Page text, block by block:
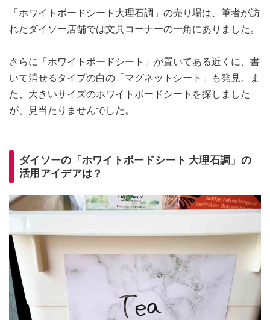
「ホワイトボードシート大理石調」の売り場は、筆者が訪
れたダイソー店舗では文具コーナーの一角にありました。
さらに「ホワイトボードシート」が置いてある近くに、書
いて消せるタイプの白の「マグネットシート」も発見。ま
た、大きいサイズのホワイトボードシートを探しました
が、見当たりませんでした。
ダイソーの「ホワイトボードシート 大理石調」の
活用アイデアは？